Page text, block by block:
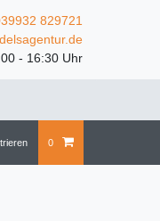
829721
- 16:30 Uhr
0